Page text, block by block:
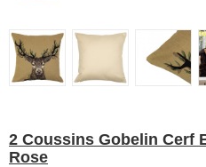
2 Coussins Gobelin Cerf
Rose